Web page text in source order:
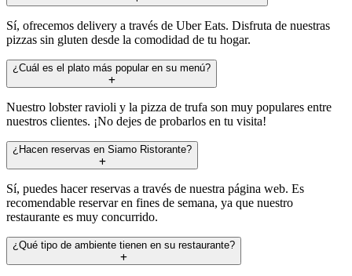
Sí, ofrecemos delivery a través de Uber Eats. Disfruta de nuestras
pizzas sin gluten desde la comodidad de tu hogar.
¿Cuál es el plato más popular en su menú?
Nuestro lobster ravioli y la pizza de trufa son muy populares entre
nuestros clientes. ¡No dejes de probarlos en tu visita!
¿Hacen reservas en Siamo Ristorante?
Sí, puedes hacer reservas a través de nuestra página web. Es
recomendable reservar en fines de semana, ya que nuestro
restaurante es muy concurrido.
¿Qué tipo de ambiente tienen en su restaurante?